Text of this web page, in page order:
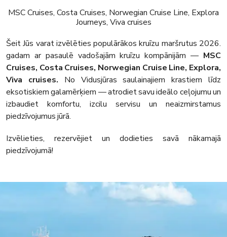
MSC Cruises, Costa Cruises, Norwegian Cruise Line, Explora
Journeys, Viva cruises
Šeit Jūs varat izvēlēties populārākos kruīzu maršrutus 2026.
gadam ar pasaulē vadošajām kruīzu kompānijām — MSC
Cruises, Costa Cruises, Norwegian Cruise Line, Explora,
Viva cruises. No Vidusjūras saulainajiem krastiem līdz
eksotiskiem galamērķiem — atrodiet savu ideālo ceļojumu un
izbaudiet komfortu, izcilu servisu un neaizmirstamus
piedzīvojumus jūrā.
Izvēlieties, rezervējiet un dodieties savā nākamajā
piedzīvojumā!